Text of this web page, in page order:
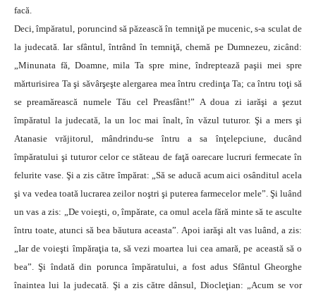
facă.
Deci, împăratul, poruncind să păzească în temniţă pe mucenic, s-a sculat de
la judecată. Iar sfântul, întrând în temniţă, chemă pe Dumnezeu, zicând:
„Minunata fă, Doamne, mila Ta spre mine, îndreptează paşii mei spre
mărturisirea Ta şi săvârşeşte alergarea mea întru credinţa Ta; ca întru toţi să
se preamărească numele Tău cel Preasfânt!” A doua zi iarăşi a şezut
împăratul la judecată, la un loc mai înalt, în văzul tuturor. Şi a mers şi
Atanasie vrăjitorul, mândrindu-se întru a sa înţelepciune, ducând
împăratului şi tuturor celor ce stăteau de faţă oarecare lucruri fermecate în
felurite vase. Şi a zis către împărat: „Să se aducă acum aici osânditul acela
şi va vedea toată lucrarea zeilor noştri şi puterea farmecelor mele”. Şi luând
un vas a zis: „De voieşti, o, împărate, ca omul acela fără minte să te asculte
întru toate, atunci să bea băutura aceasta”. Apoi iarăşi alt vas luând, a zis:
„Iar de voieşti împăraţia ta, să vezi moartea lui cea amară, pe această să o
bea”. Şi îndată din porunca împăratului, a fost adus Sfântul Gheorghe
înaintea lui la judecată. Şi a zis către dânsul, Diocleţian: „Acum se vor